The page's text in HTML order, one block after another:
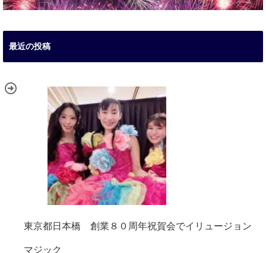
最近の投稿
東京都日本橋 創業８０周年祝賀会でイリュージョン
マジック